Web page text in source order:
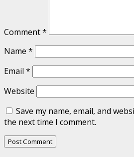
Comment*
Name *
Email *
Website
Save my name, email, and
the next time I comment.